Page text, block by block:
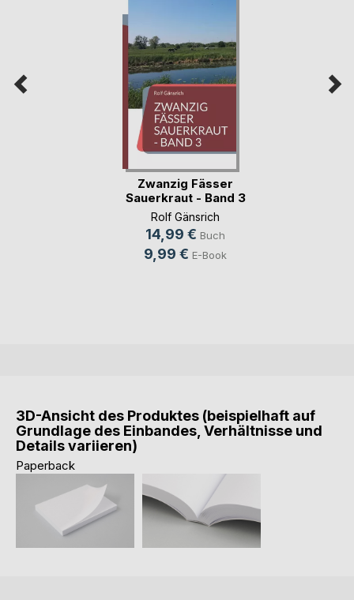
Zwanzig Fässer
Sauerkraut - Band 3
Rolf Gänsrich
14,99 € Buch
9,99 € E-Book
3D-Ansicht des Produktes (beispielhaft auf
Grundlage des Einbandes, Verhältnisse und
Details variieren)
Paperback